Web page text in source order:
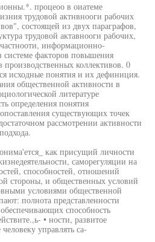
процеоо в оиатеме
трудовой актнвнооги рабочих
состоящей из двух параграфов,
трудовой актавнооги рабочих,
информационно-
системе факторов повышения
производственных коллективов. 0
исходные понятия и их дефиниция.
общественной активности в
литературе
определения понятия
существующих точек
рассмотрении активности
как присущий личности
саморегуляции на
способностей, отношений
стороны, и общественных условий
условиями общественной
полнота представленности
способность
• ности, развитое
управлять са-